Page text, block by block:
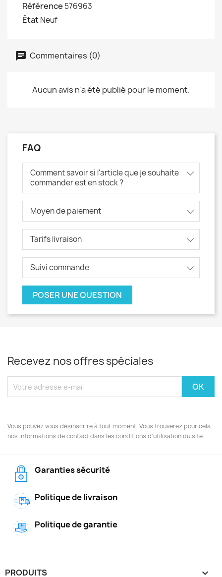
Référence 576963
ÉtatNeuf
Commentaires (0)
Aucun avis n'a été publié pour le moment.
FAQ
Comment savoir si l'article que je souhaite
commander est en stock ?
Moyen de paiement
Tarifs livraison
Suivi commande
POSER UNE QUESTION
Recevez nos offres spéciales
Vous pouvez vous désinscrire à tout moment. Vous trouverez pour cela
nos informations de contact dans les conditions d'utilisation du site.
Garanties sécurité
Politique de livraison
Politique de garantie
PRODUITS 